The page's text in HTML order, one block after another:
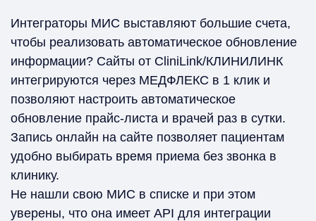
Интеграторы МИС выставляют большие счета,
чтобы реализовать автоматическое обновление
информации? Сайты от CliniLink/КЛИНИЛИНК
интегрируются через МЕДФЛЕКС в 1 клик и
позволяют настроить автоматическое
обновление прайс-листа и врачей раз в сутки.
Запись онлайн на сайте позволяет пациентам
удобно выбирать время приема без звонка в
клинику.
Не нашли свою МИС в списке и при этом
уверены, что она имеет API для интеграции